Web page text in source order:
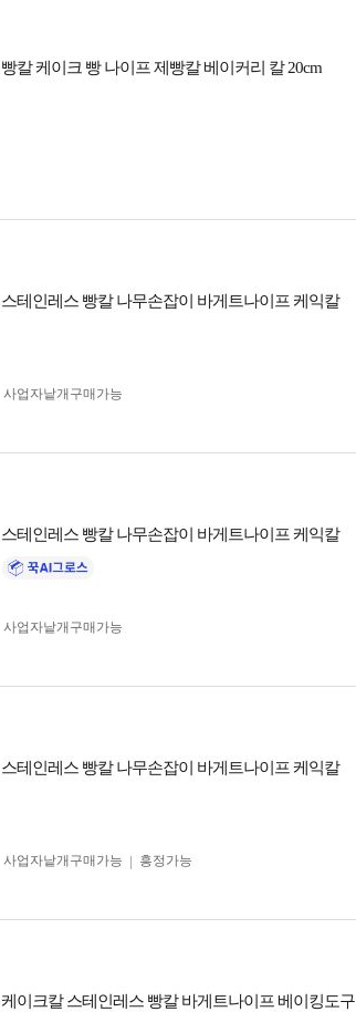
빵칼 케이크 빵 나이프 제빵칼 베이커리 칼 20cm
스테인레스 빵칼 나무손잡이 바게트나이프 케익칼
사업자 낱개구매가능
스테인레스 빵칼 나무손잡이 바게트나이프 케익칼
사업자 낱개구매가능
스테인레스 빵칼 나무손잡이 바게트나이프 케익칼
사업자 낱개구매가능 흥정가능
케이크칼 스테인레스 빵칼 바게트나이프 베이킹도구